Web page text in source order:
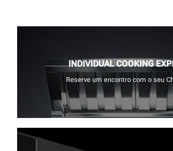
INDIVIDUAL COOKING
Reserve um encontro com o seu